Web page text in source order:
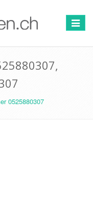
Toggle
0525880307